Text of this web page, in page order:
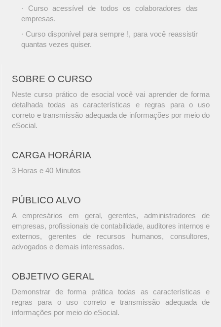
· Curso acessível de todos os colaboradores das
empresas.
· Curso disponível para sempre !, para você reassistir
quantas vezes quiser.
SOBRE O CURSO
Neste curso prático de esocial você vai aprender de forma
detalhada todas as características e regras para o uso
correto e transmissão adequada de informações por meio do
eSocial.
CARGA HORÁRIA
3 Horas e 40 Minutos
PÚBLICO ALVO
A empresários em geral, gerentes, administradores de
empresas, profissionais de contabilidade, auditores internos e
externos, gerentes de recursos humanos, consultores,
advogados e demais interessados.
OBJETIVO GERAL
Demonstrar de forma prática todas as características e
regras para o uso correto e transmissão adequada de
informações por meio do eSocial.